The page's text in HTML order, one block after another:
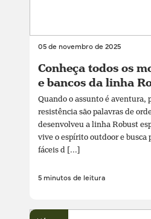
05 de novembro de 2025
Conheça todos os
e bancos da linha
Quando o assunto é aventura,
resistência são palavras de
desenvolveu a linha Robust
vive o espírito outdoor e busca
fáceis d [...]
5 minutos de leitura